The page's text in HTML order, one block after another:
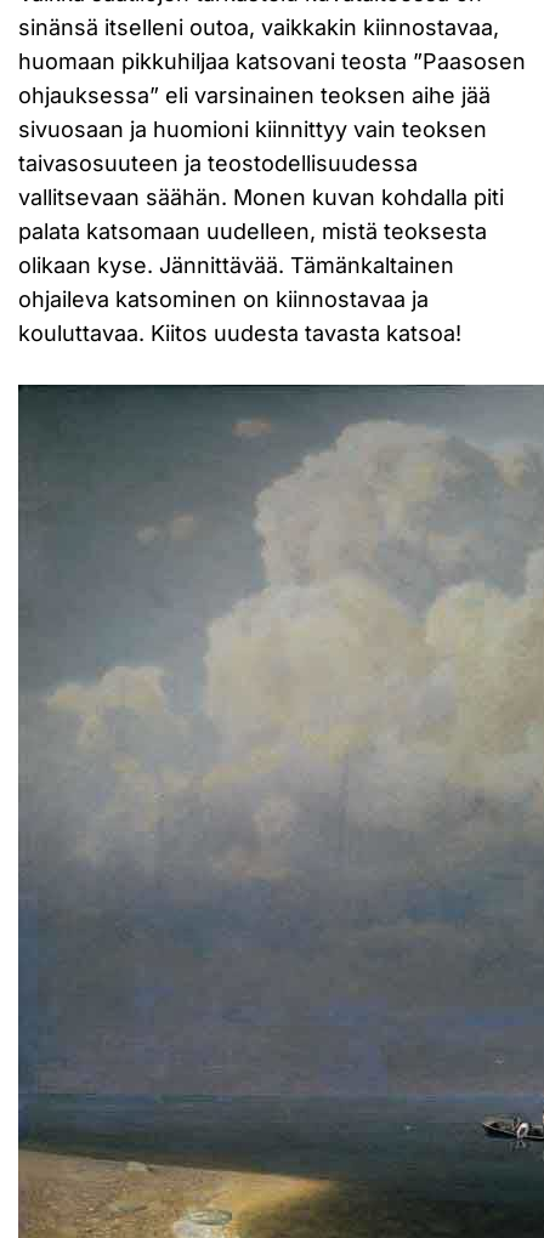
sinänsä itselleni outoa, vaikkakin kiinnostavaa,
huomaan pikkuhiljaa katsovani teosta ”Paasosen
ohjauksessa” eli varsinainen teoksen aihe jää
sivuosaan ja huomioni kiinnittyy vain teoksen
taivasosuuteen ja teostodellisuudessa
vallitsevaan säähän. Monen kuvan kohdalla piti
palata katsomaan uudelleen, mistä teoksesta
olikaan kyse. Jännittävää. Tämänkaltainen
ohjaileva katsominen on kiinnostavaa ja
kouluttavaa. Kiitos uudesta tavasta katsoa!